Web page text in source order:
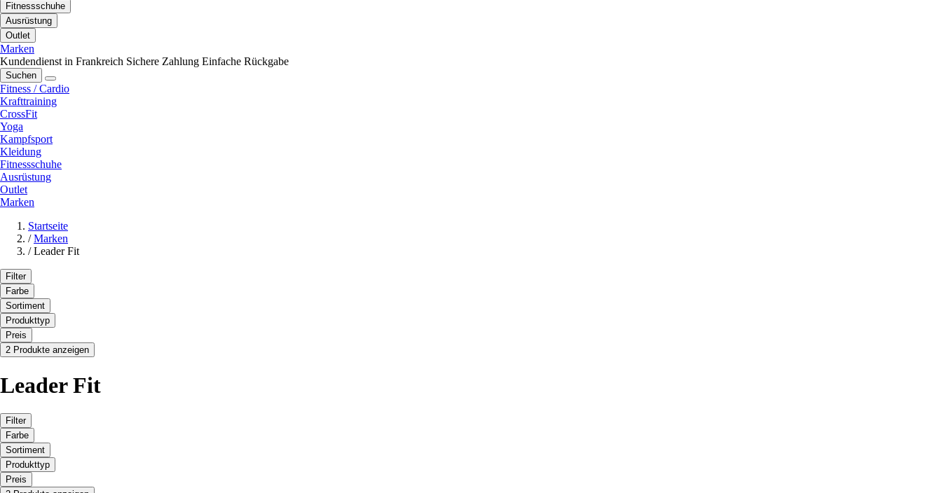
Fitnessschuhe
Ausrüstung
Outlet
Marken
Kundendienst in Frankreich Sichere Zahlung Einfache Rückgabe
Suchen
Fitness / Cardio
Krafttraining
CrossFit
Yoga
Kampfsport
Kleidung
Fitnessschuhe
Ausrüstung
Outlet
Marken
Startseite
/ Marken
/ Leader Fit
Filter
Farbe
Sortiment
Produkttyp
Preis
2 Produkte anzeigen
Leader Fit
Filter
Farbe
Sortiment
Produkttyp
Preis